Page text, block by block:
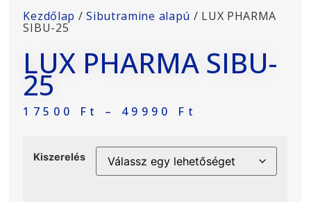
Kezdőlap /Sibutramine alapú / LUX PHARMA
SIBU-25
LUX PHARMA SIBU-
25
17500 Ft – 49990 Ft
Kiszerelés